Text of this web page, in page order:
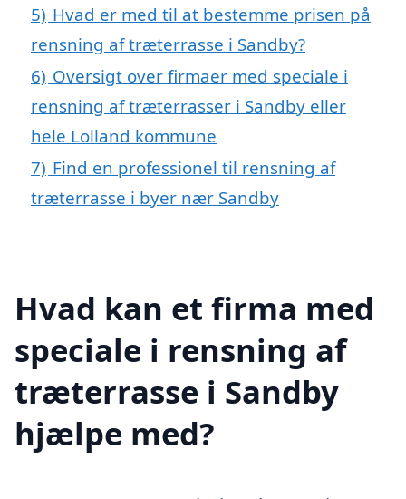
5) Hvad er med til at bestemme prisen på
rensning af træterrasse i Sandby?
6) Oversigt over firmaer med speciale i
rensning af træterrasser i Sandby eller
hele Lolland kommune
7) Find en professionel til rensning af
træterrasse i byer nær Sandby
Hvad kan et firma med
speciale i rensning af
træterrasse i Sandby
hjælpe med?